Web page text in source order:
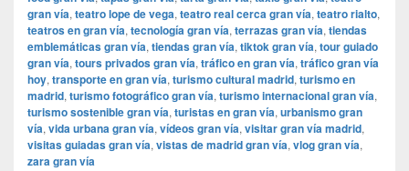
gran vía, teatro lope de vega, teatro real cerca gran vía, teatro rialto,
teatros en gran vía, tecnología gran vía, terrazas gran vía, tiendas
emblemáticas gran vía, tiendas gran vía, tiktok gran vía, tour guiado
gran vía, tours privados gran vía, tráfico en gran vía, tráfico gran vía
hoy, transporte en gran vía, turismo cultural madrid, turismo en
madrid, turismo fotográfico gran vía, turismo internacional gran vía,
turismo sostenible gran vía, turistas en gran vía, urbanismo gran
vía, vida urbana gran vía, vídeos gran vía, visitar gran vía madrid,
visitas guiadas gran vía, vistas de madrid gran vía, vlog gran vía,
zara gran vía